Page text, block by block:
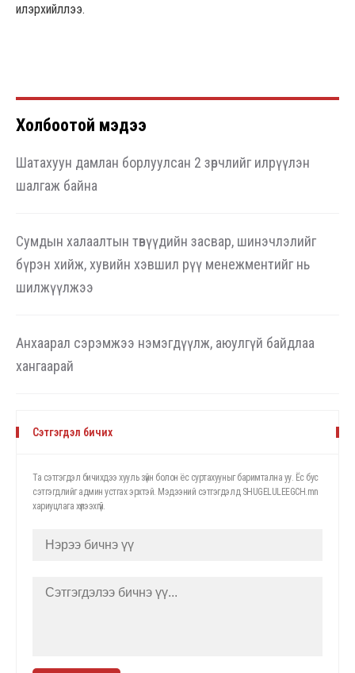
илэрхийллээ.
Холбоотой мэдээ
Шатахуун дамлан борлуулсан 2 зөрчлийг илрүүлэн
шалгаж байна
Сумдын халаалтын төвүүдийн засвар, шинэчлэлийг
бүрэн хийж, хувийн хэвшил рүү менежментийг нь
шилжүүлжээ
Анхаарал сэрэмжээ нэмэгдүүлж, аюулгүй байдлаа
хангаарай
Сэтгэгдэл бичих
Та сэтгэгдэл бичихдээ хууль зүйн болон ёс суртахууныг баримтална уу. Ёс бус
сэтгэгдлийг админ устгах эрхтэй. Мэдээний сэтгэгдэлд SHUGELULEEGCH.mn
хариуцлага хүлээхгүй.